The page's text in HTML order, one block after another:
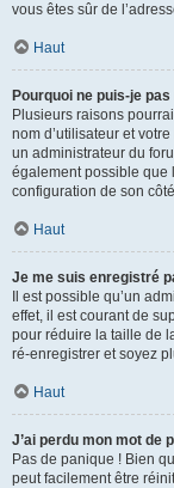
vous êtes sûr de
Haut
Pourquoi ne puis-je
Plusieurs raisons
nom d’utilisateur et
un administrateur du
également possible que
configuration de son
Haut
Je me suis enregistré
Il est possible qu’un
effet, il est courant de
pour réduire la taille de
ré-enregistrer et soyez
Haut
J’ai perdu mon mot de
Pas de panique ! Bien
peut facilement être